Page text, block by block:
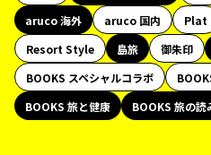
aruco 海外
aruco 国内 Plat
Resort Style
島旅 御朱印
BOOKS スペシャルコラボ
BOOKS 旅と健康
BOOKS 旅の読